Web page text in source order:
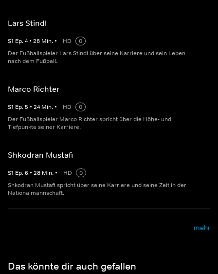
Lars Stindl
S1 Ep.4 • 28 Min. • HD
0
Der Fußballspieler Lars Stindl über seine Karriere und sein Leben
nach dem Fußball.
Marco Richter
S1 Ep.5 • 24 Min. • HD
0
Der Fußballspieler Marco Richter spricht über die Höhe- und
Tiefpunkte seiner Karriere.
Shkodran Mustafi
S1 Ep.6 • 28 Min. • HD
0
Shkodran Mustafi spricht über seine Karriere und seine Zeit in der
Nationalmannschaft.
mehr
Das könnte dir auch gefallen